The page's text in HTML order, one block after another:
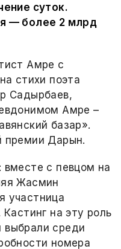
суток.
— более 2 млрд
Амре с
стихи поэта
Садырбаев,
Амре –
базар».
премии Дарын.
с певцом на
Жасмин
участница
Кастинг на эту роль
среди
номера